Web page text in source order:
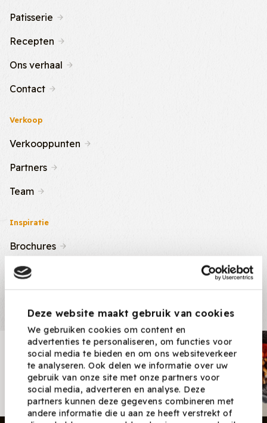
Deze website maakt gebruik van cookies
We gebruiken cookies om content en
advertenties te personaliseren, om functies voor
social media te bieden en om ons websiteverkeer
te analyseren. Ook delen we informatie over uw
gebruik van onze site met onze partners voor
social media, adverteren en analyse. Deze
partners kunnen deze gegevens combineren met
andere informatie die u aan ze heeft verstrekt of
Patisserie
Recepten
Ons verhaal
Contact
Verkoop
Verkooppunten
Partners
Team
Inspiratie
Brochures
Nieuws & Tips
Recepten
Nieuwsbrief
Ontvang nieuwe recepten,
producten en tips maandelijks in
je mailbox.